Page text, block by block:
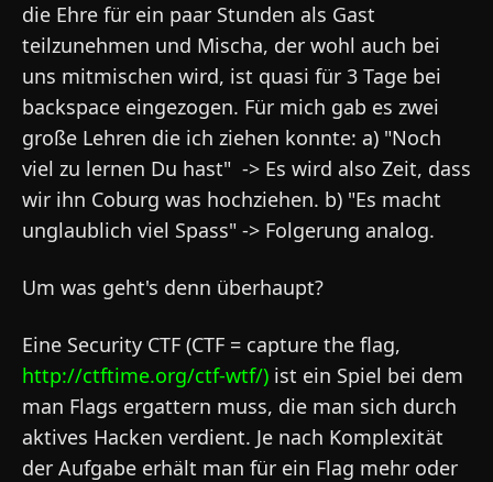
die Ehre für ein paar Stunden als Gast
teilzunehmen und Mischa, der wohl auch bei
uns mitmischen wird, ist quasi für 3 Tage bei
backspace eingezogen. Für mich gab es zwei
große Lehren die ich ziehen konnte: a) "Noch
viel zu lernen Du hast" -> Es wird also Zeit, dass
wir ihn Coburg was hochziehen. b) "Es macht
unglaublich viel Spass" -> Folgerung analog.
Um was geht's denn überhaupt?
Eine Security CTF (CTF = capture the flag,
http://ctftime.org/ctf-wtf/) ist ein Spiel bei dem
man Flags ergattern muss, die man sich durch
aktives Hacken verdient. Je nach Komplexität
der Aufgabe erhält man für ein Flag mehr oder